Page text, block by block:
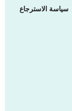
سياسة الاسترجاع